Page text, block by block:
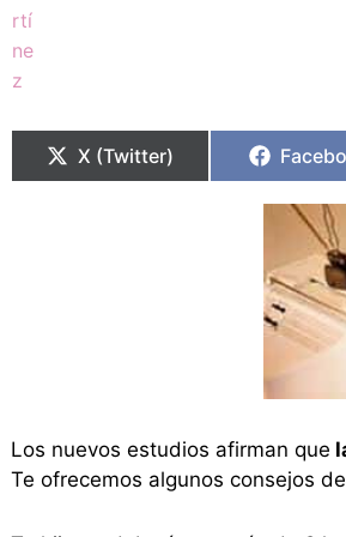
en
X (Twitter)
en
Los nuevos estudios afirman que
Te ofrecemos algunos consejos
en
en